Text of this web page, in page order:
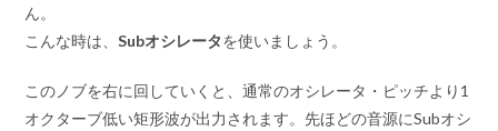
ん。
こんな時は、Subオシレータを使いましょう。
このノブを右に回していくと、通常のオシレータ・ピッチより1
オクターブ低い矩形波が出力されます。先ほどの音源にSubオシ